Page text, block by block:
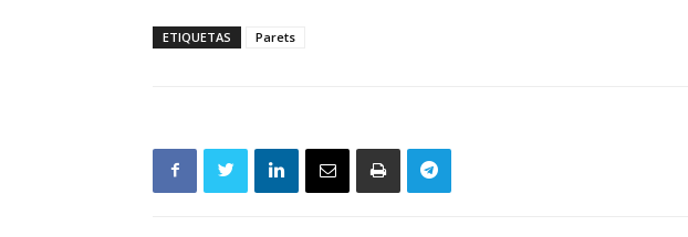
ETIQUETAS Parets